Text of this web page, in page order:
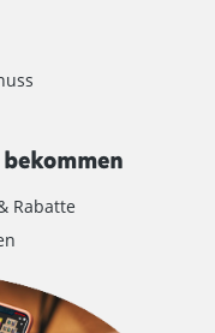
Rabatte